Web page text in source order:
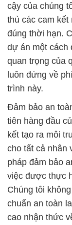
cậy của chúng
thủ các cam kết
đúng thời hạn.
dự án một cách
quan trọng của
luôn đứng về
trình này.
Đảm bảo an
tiên hàng đầu
kết tạo ra môi
cho tất cả nhân
pháp đảm bảo
việc được thực
Chúng tôi
chuẩn an toàn
cao nhận thức